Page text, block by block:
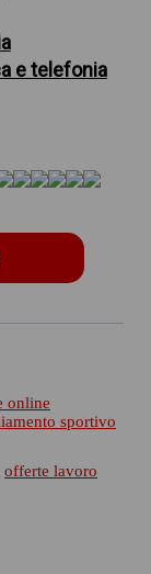
e telefonia
online
sportivo
offerte lavoro